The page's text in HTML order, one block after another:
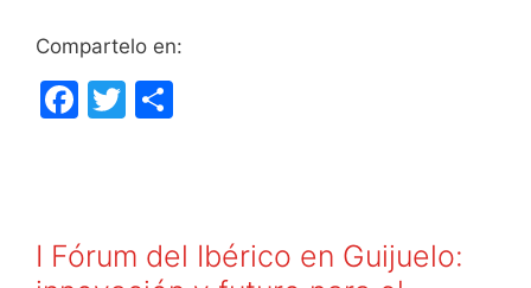
Compartelo en:
F
b
T
ar
I Fórum del Ibérico en Guijuelo: